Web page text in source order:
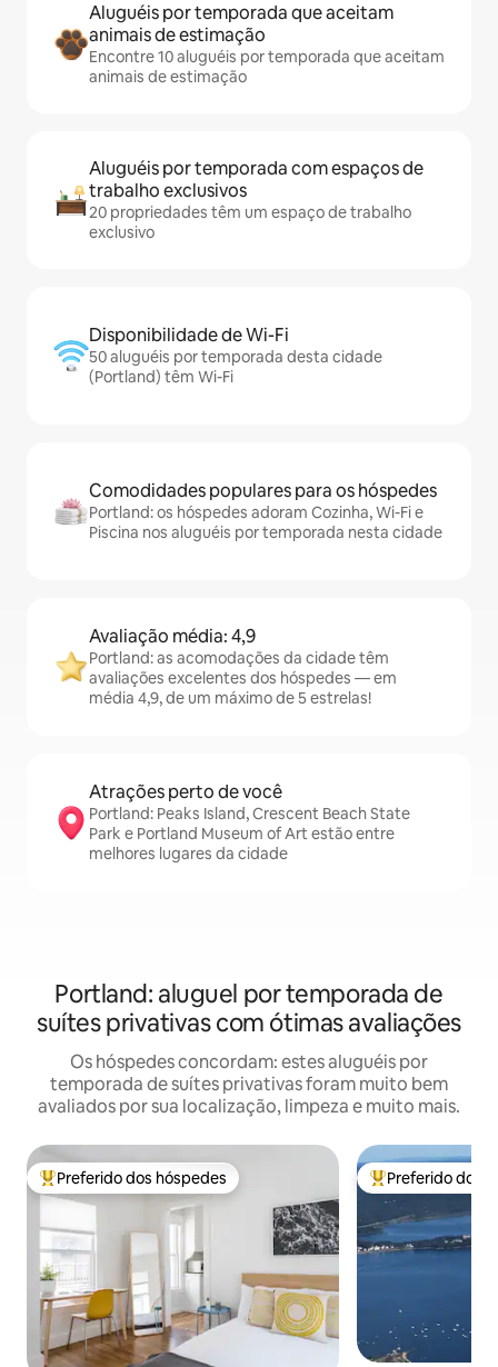
Aluguéis por temporada que aceitam
animais de estimação
Encontre 10 aluguéis por temporada que aceitam
animais de estimação
Aluguéis por temporada com espaços de
trabalho exclusivos
20 propriedades têm um espaço de trabalho
exclusivo
Disponibilidade de Wi-Fi
50 aluguéis por temporada desta cidade
(Portland) têm Wi-Fi
Comodidades populares para os hóspedes
Portland: os hóspedes adoram Cozinha, Wi-Fi e
Piscina nos aluguéis por temporada nesta cidade
Avaliação média: 4,9
Portland: as acomodações da cidade têm
avaliações excelentes dos hóspedes — em
média 4,9, de um máximo de 5 estrelas!
Atrações perto de você
Portland: Peaks Island, Crescent Beach State
Park e Portland Museum of Art estão entre
melhores lugares da cidade
Portland: aluguel por temporada de
suítes privativas com ótimas avaliações
Os hóspedes concordam: estes aluguéis por
temporada de suítes privativas foram muito bem
avaliados por sua localização, limpeza e muito mais.
Entre os melhores preferidos dos hóspedes
Preferido dos hóspedes Entre os
Preferido dos